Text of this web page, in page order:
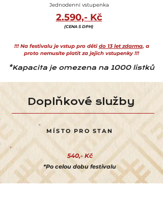
Jednodenní vstupenka
2.590,- Kč
(CENA S DPH)
!!! Na festivalu je vstup pro dětido 13 let zdarma, a
proto nemusíte platit za jejich vstupenky !!!
*Kapacita je omezena na 1000 lístků
Doplňkové služby
MÍSTO PRO STAN
540,- Kč
*Po celou dobu festivalu